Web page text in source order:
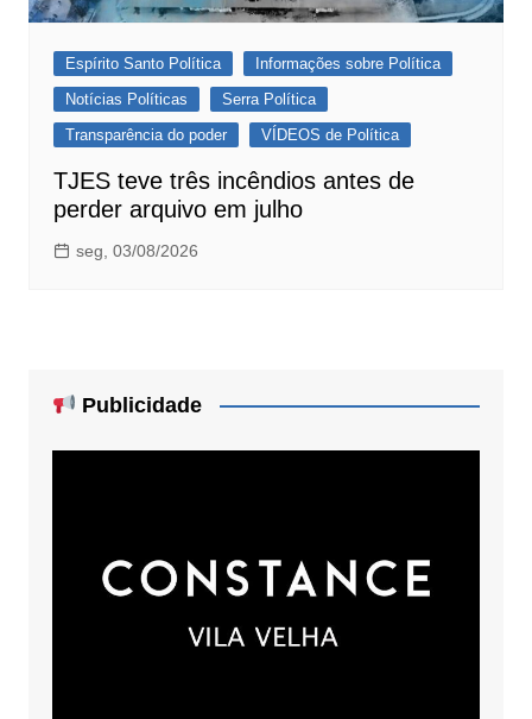
Espírito Santo Política
Informações sobre Política
Notícias Políticas
Serra Política
Transparência do poder
VÍDEOS de Política
TJES teve três incêndios antes de
perder arquivo em julho
seg, 03/08/2026
Publicidade